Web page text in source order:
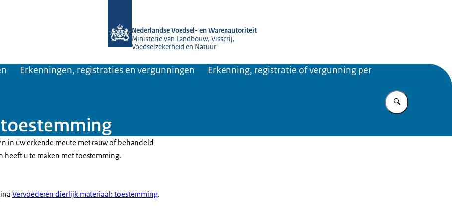
Nederlandse Voedsel- en Warenautoriteit
Ministerie van Landbouw, Visserij,
Voedselzekerheid en Natuur
Erkenningen, registraties en vergunningen
Erkenning, registratie of vergunning per
in uw erkende meute met rauw of behandeld
heeft u te maken met toestemming.
Vervoederen dierlijk materiaal: toestemming.